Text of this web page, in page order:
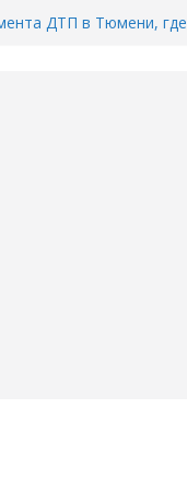
ДТП в Тюмени, где